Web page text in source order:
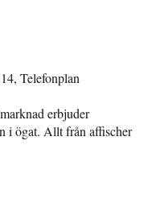
Telefonplan
erbjuder
i ögat. Allt från affischer